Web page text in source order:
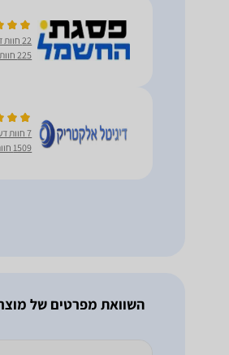
22 חוות דעת בשנה האחרונה
225 חוות דעת בסך הכל
7 חוות דעת בשנה האחרונה
1509 חוות דעת בסך הכל
השוואת מפרטים של